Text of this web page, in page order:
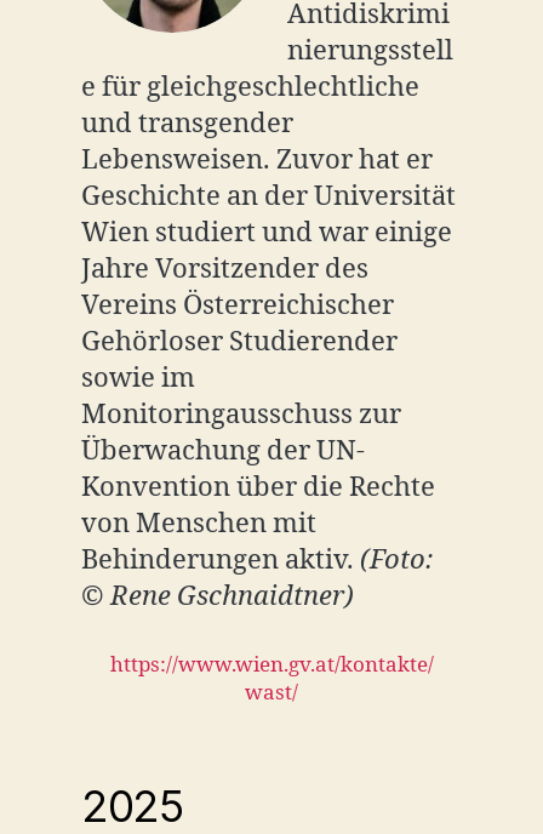
Antidiskrimi
nierungsstell
e für gleichgeschlechtliche
und transgender
Lebensweisen. Zuvor hat er
Geschichte an der Universität
Wien studiert und war einige
Jahre Vorsitzender des
Vereins Österreichischer
Gehörloser Studierender
sowie im
Monitoringausschuss zur
Überwachung der UN-
Konvention über die Rechte
von Menschen mit
Behinderungen aktiv. (Foto:
© Rene Gschnaidtner)
https://www.wien.gv.at/kontakte/
wast/
2025